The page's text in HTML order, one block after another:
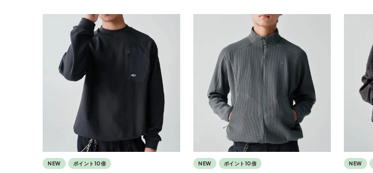
NEW ポイント10倍 NEW ポイント10倍 NEW